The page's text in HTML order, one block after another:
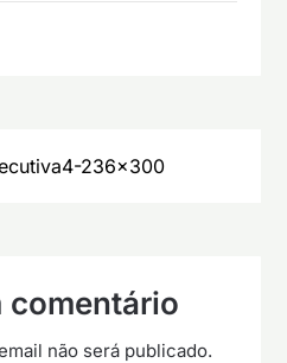
236×300
comentário
não será publicado.